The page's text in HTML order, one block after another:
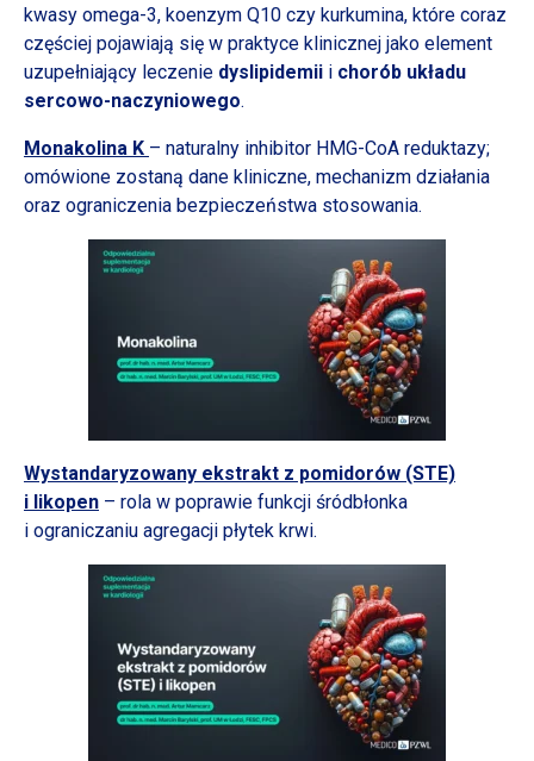
kwasy omega-3, koenzym Q10 czy kurkumina, które coraz
częściej pojawiają się w praktyce klinicznej jako element
uzupełniający leczenie dyslipidemii i chorób układu
sercowo-naczyniowego.
Monakolina K – naturalny inhibitor HMG-CoA reduktazy;
omówione zostaną dane kliniczne, mechanizm działania
oraz ograniczenia bezpieczeństwa stosowania.
Wystandaryzowany ekstrakt z pomidorów (STE)
i likopen – rola w poprawie funkcji śródbłonka
i ograniczaniu agregacji płytek krwi.